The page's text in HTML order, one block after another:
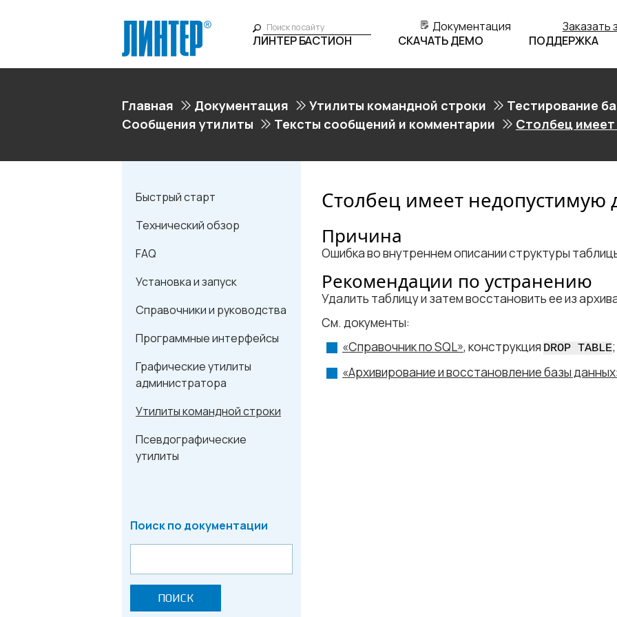
Документация
Заказать
ЛИНТЕР БАСТИОН
СКАЧАТЬ ДЕМО ПОДДЕРЖКА
Главная Документация Утилиты командной строки
Тестирование
Сообщения утилиты
Тексты сообщений и комментарии Столбец
Быстрый старт
Технический обзор
FAQ
Установка и запуск
Справочники и руководства
Программные интерфейсы
Графические утилиты
администратора
Утилиты командной строки
Псевдографические
утилиты
Поиск по документации
ПОИСК
Столбец имеет недопустимую
Причина
Ошибка во внутреннем описании структуры
Рекомендации по устранению
Удалить таблицу и затем восстановить ее из
См. документы:
«Справочник по SQL», конструкция DROP TABLE;
«Архивирование и восстановление базы